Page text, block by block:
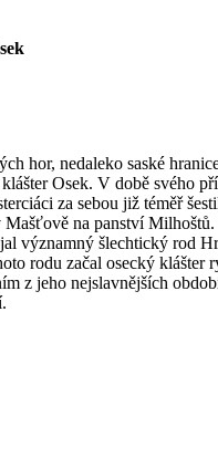
hor, nedaleko saské
Osek. V době svého
za sebou již téměř
na panství Milhoštů.
významný šlechtický rod
rodu začal osecký klášter
z jeho nejslavnějších